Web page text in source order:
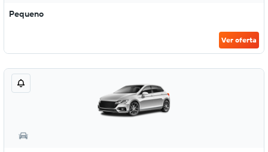
Pequeno
Ver oferta